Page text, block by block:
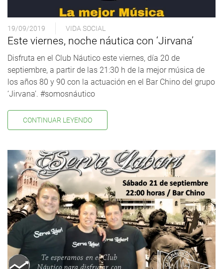
19/09/2019 VIDA SOCIAL
Este viernes, noche náutica con ‘Jirvana’
Disfruta en el Club Náutico este viernes, día 20 de
septiembre, a partir de las 21:30 h de la mejor música de
los años 80 y 90 con la actuación en el Bar Chino del grupo
‘Jirvana’. #somosnáutico
CONTINUAR LEYENDO